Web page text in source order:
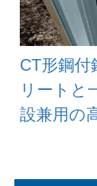
CT形鋼付
リートと
設兼用の